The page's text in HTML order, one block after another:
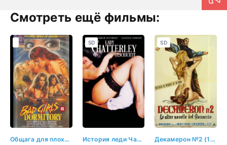
Смотреть ещё фильмы:
Общага для плохих девочек (1986) История леди Чаттерлей (1989)
SD
Декамерон №2 (1972)
SD